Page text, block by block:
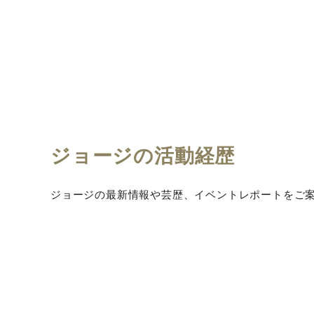
ジョージの活動経歴
ジョージの最新情報や芸歴、イベントレポートをご